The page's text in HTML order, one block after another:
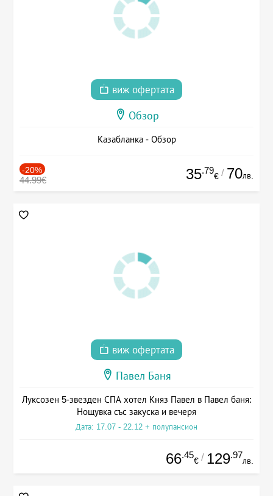
виж офертата
Обзор
Казабланка - Обзор
-20%
44.99€ 35.79
€ / 70лв.
виж офертата
Павел Баня
Луксозен 5-звезден СПА хотел Княз Павел в Павел баня:
Нощувка със закуска и вечеря
Дата: 17.07 - 22.12 + полупансион
66.45
€ / 129.97
лв.